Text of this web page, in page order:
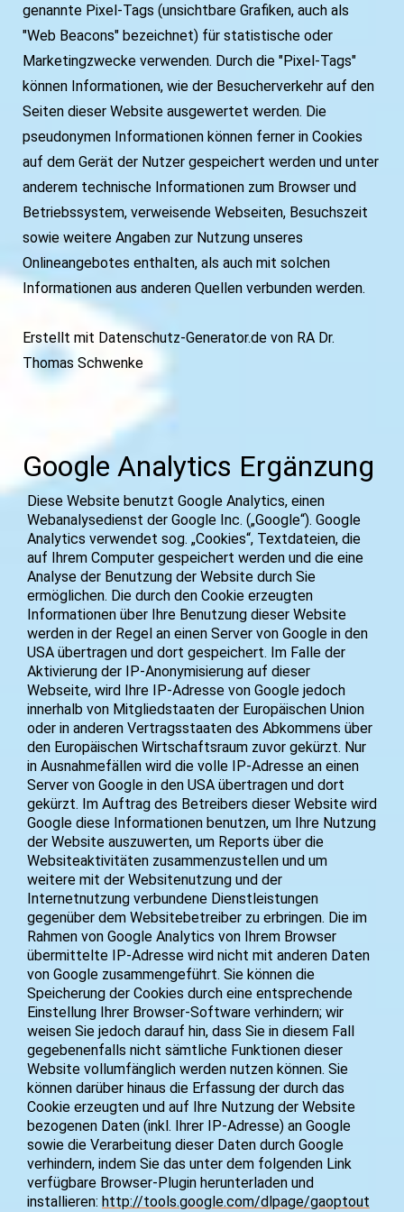
genannte Pixel-Tags (unsichtbare Grafiken, auch als
"Web Beacons" bezeichnet) für statistische oder
Marketingzwecke verwenden. Durch die "Pixel-Tags"
können Informationen, wie der Besucherverkehr auf den
Seiten dieser Website ausgewertet werden. Die
pseudonymen Informationen können ferner in Cookies
auf dem Gerät der Nutzer gespeichert werden und unter
anderem technische Informationen zum Browser und
Betriebssystem, verweisende Webseiten, Besuchszeit
sowie weitere Angaben zur Nutzung unseres
Onlineangebotes enthalten, als auch mit solchen
Informationen aus anderen Quellen verbunden werden.
Erstellt mit Datenschutz-Generator.de von RA Dr.
Thomas Schwenke
Google Analytics Ergänzung
Diese Website benutzt Google Analytics, einen
Webanalysedienst der Google Inc. („Google“). Google
Analytics verwendet sog. „Cookies“, Textdateien, die
auf Ihrem Computer gespeichert werden und die eine
Analyse der Benutzung der Website durch Sie
ermöglichen. Die durch den Cookie erzeugten
Informationen über Ihre Benutzung dieser Website
werden in der Regel an einen Server von Google in den
USA übertragen und dort gespeichert. Im Falle der
Aktivierung der IP-Anonymisierung auf dieser
Webseite, wird Ihre IP-Adresse von Google jedoch
innerhalb von Mitgliedstaaten der Europäischen Union
oder in anderen Vertragsstaaten des Abkommens über
den Europäischen Wirtschaftsraum zuvor gekürzt. Nur
in Ausnahmefällen wird die volle IP-Adresse an einen
Server von Google in den USA übertragen und dort
gekürzt. Im Auftrag des Betreibers dieser Website wird
Google diese Informationen benutzen, um Ihre Nutzung
der Website auszuwerten, um Reports über die
Websiteaktivitäten zusammenzustellen und um
weitere mit der Websitenutzung und der
Internetnutzung verbundene Dienstleistungen
gegenüber dem Websitebetreiber zu erbringen. Die im
Rahmen von Google Analytics von Ihrem Browser
übermittelte IP-Adresse wird nicht mit anderen Daten
von Google zusammengeführt. Sie können die
Speicherung der Cookies durch eine entsprechende
Einstellung Ihrer Browser-Software verhindern; wir
weisen Sie jedoch darauf hin, dass Sie in diesem Fall
gegebenenfalls nicht sämtliche Funktionen dieser
Website vollumfänglich werden nutzen können. Sie
können darüber hinaus die Erfassung der durch das
Cookie erzeugten und auf Ihre Nutzung der Website
bezogenen Daten (inkl. Ihrer IP-Adresse) an Google
sowie die Verarbeitung dieser Daten durch Google
verhindern, indem Sie das unter dem folgenden Link
verfügbare Browser-Plugin herunterladen und
installieren: http://tools.google.com/dlpage/gaoptout